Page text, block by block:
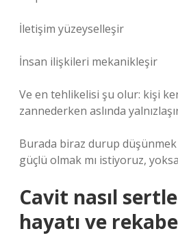
İletişim yüzeyselleşir
İnsan ilişkileri mekanikleşir
Ve en tehlikelisi şu olur: kişi
zannederken aslında
Burada biraz durup
güçlü olmak mı istiyoruz,
Cavit nasıl
hayatı ve